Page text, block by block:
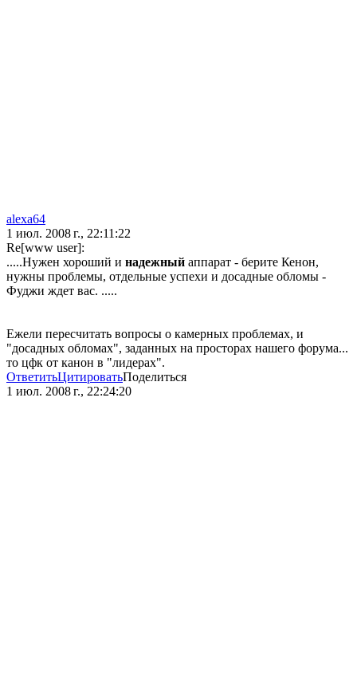
alexa64
1 июл. 2008 г., 22:11:22
Re[www user]:
.....Нужен хороший и надежный аппарат - берите Кенон,
нужны проблемы, отдельные успехи и досадные обломы -
Фуджи ждет вас. .....
Ежели пересчитать вопросы о камерных проблемах, и
"досадных обломах", заданных на просторах нашего форума...
то цфк от канон в "лидерах".
ОтветитьЦитироватьПоделиться
1 июл. 2008 г., 22:24:20